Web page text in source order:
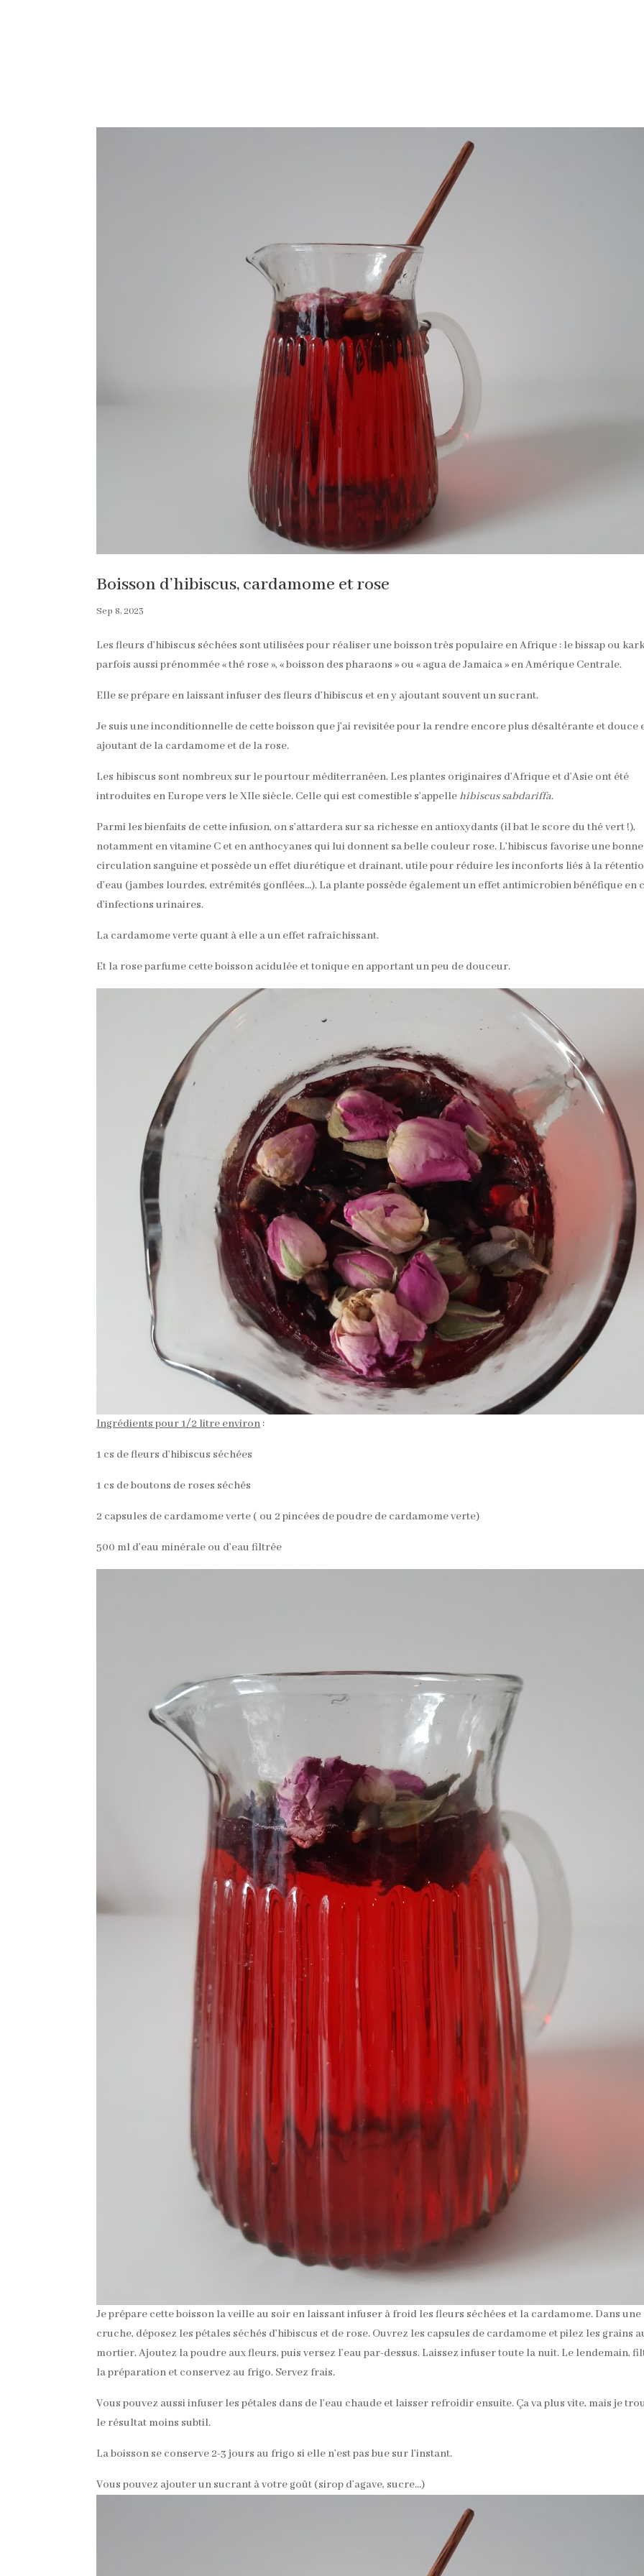
Boisson d’hibiscus, cardamome et rose
Sep 8, 2023
Les fleurs d’hibiscus séchées sont utilisées pour réaliser une boisson très populaire en Afrique : le bissap ou
parfois aussi prénommée « thé rose », « boisson des pharaons » ou « agua de Jamaica » en Amérique Centrale.
Elle se prépare en laissant infuser des fleurs d’hibiscus et en y ajoutant souvent un sucrant.
Je suis une inconditionnelle de cette boisson que j’ai revisitée pour la rendre encore plus désaltérante et douce
ajoutant de la cardamome et de la rose.
Les hibiscus sont nombreux sur le pourtour méditerranéen. Les plantes originaires d’Afrique et d’Asie ont été
introduites en Europe vers le XIIe siècle. Celle qui est comestible s’appellehibiscus sabdariffa.
Parmi les bienfaits de cette infusion, on s’attardera sur sa richesse en antioxydants (il bat le score du thé vert !),
notamment en vitamine C et en anthocyanes qui lui donnent sa belle couleur rose. L’hibiscus favorise une bonne
circulation sanguine et possède un effet diurétique et drainant, utile pour réduire les inconforts liés à la
d’eau (jambes lourdes, extrémités gonflées…). La plante possède également un effet antimicrobien bénéfique en
d’infections urinaires.
La cardamome verte quant à elle a un effet rafraîchissant.
Et la rose parfume cette boisson acidulée et tonique en apportant un peu de douceur.
Ingrédients pour 1/2 litre environ :
1 cs de fleurs d’hibiscus séchées
1 cs de boutons de roses séchés
2 capsules de cardamome verte ( ou 2 pincées de poudre de cardamome verte)
500 ml d’eau minérale ou d’eau filtrée
Je prépare cette boisson la veille au soir en laissant infuser à froid les fleurs séchées et la cardamome. Dans une
cruche, déposez les pétales séchés d’hibiscus et de rose. Ouvrez les capsules de cardamome et pilez les grains
mortier. Ajoutez la poudre aux fleurs, puis versez l’eau par-dessus. Laissez infuser toute la nuit. Le lendemain,
la préparation et conservez au frigo. Servez frais.
Vous pouvez aussi infuser les pétales dans de l’eau chaude et laisser refroidir ensuite. Ça va plus vite, mais je
le résultat moins subtil.
La boisson se conserve 2-3 jours au frigo si elle n’est pas bue sur l’instant.
Vous pouvez ajouter un sucrant à votre goût (sirop d’agave, sucre…)